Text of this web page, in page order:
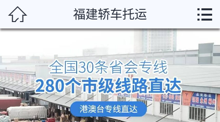
华北地区
华东地区
东北地区
 福建轿车托运 